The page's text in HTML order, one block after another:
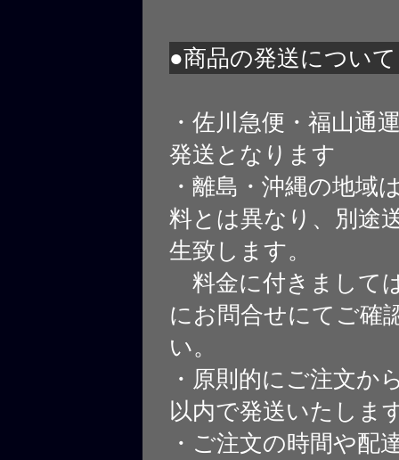
●商品の発送について
・佐川急便・福山通
発送となります
・離島・沖縄の地域
料とは異なり、別途
生致します。
料金に付きまして
にお問合せにてご確
い。
・原則的にご注文か
以内で発送いたしま
・ご注文の時間や配